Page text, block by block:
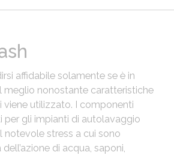
affidabile solamente se è in
meglio nonostante caratteristiche
viene utilizzato. I componenti
per gli impianti di autolavaggio
notevole stress a cui sono
di acqua, saponi,